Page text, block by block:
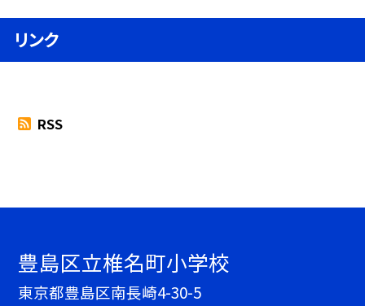
リンク
RSS
豊島区立椎名町小学校
東京都豊島区南長崎4-30-5